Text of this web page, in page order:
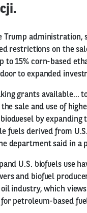
Trump administration,
restrictions on the
to 15% corn-based
to expanded
grants available...
sale and use of
by
fuels derived from
department said in a
U.S. biofuels use
and biofuel
industry, which
petroleum-based